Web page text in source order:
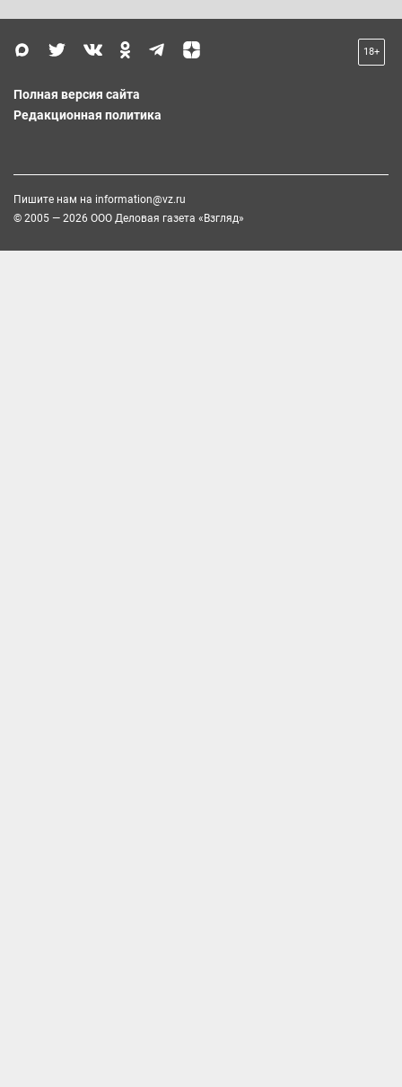
18+
Полная версия сайта
Редакционная политика
Пишите нам на information@vz.ru
© 2005 — 2026 ООО Деловая газета «Взгляд»